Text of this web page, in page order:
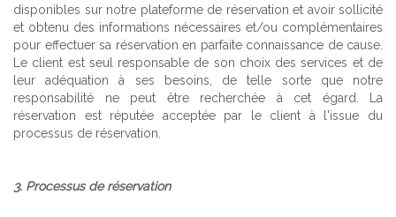
disponibles sur notre plateforme de réservation et avoir sollicité
et obtenu des informations nécessaires et/ou complémentaires
pour effectuer sa réservation en parfaite connaissance de cause.
Le client est seul responsable de son choix des services et de
leur adéquation à ses besoins, de telle sorte que notre
responsabilité ne peut être recherchée à cet égard. La
réservation est réputée acceptée par le client à l'issue du
processus de réservation.
3. Processus de réservation